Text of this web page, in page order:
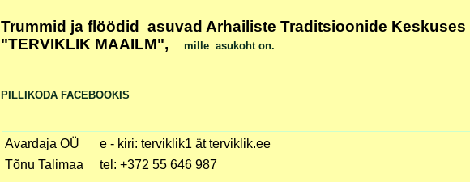
Trummid ja flöödid asuvad Arhailiste Traditsioonide Keskuses
"TERVIKLIK MAAILM",
mille asukoht on.
PILLIKODA FACEBOOKIS
Avardaja OÜ
e - kiri: terviklik1 ät terviklik.ee
Tõnu Talimaa
tel: +372 55 646 987